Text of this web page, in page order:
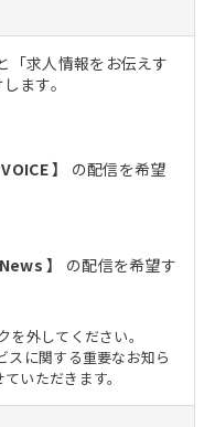
「求人情報をお伝えす
ます。
】
の配信を希望
】
の配信を希望す
外してください。
に関する重要なお知ら
いただきます。